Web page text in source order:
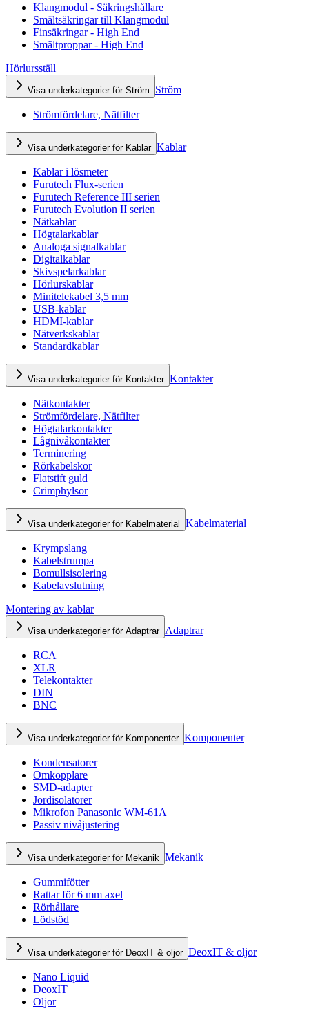
Klangmodul - Säkringshållare
Smältsäkringar till Klangmodul
Finsäkringar - High End
Smältproppar - High End
Hörlursställ
Visa underkategorier för Ström Ström
Strömfördelare, Nätfilter
Visa underkategorier för Kablar Kablar
Kablar i lösmeter
Furutech Flux-serien
Furutech Reference III serien
Furutech Evolution II serien
Nätkablar
Högtalarkablar
Analoga signalkablar
Digitalkablar
Skivspelarkablar
Hörlurskablar
Minitelekabel 3,5 mm
USB-kablar
HDMI-kablar
Nätverkskablar
Standardkablar
Visa underkategorier för Kontakter Kontakter
Nätkontakter
Strömfördelare, Nätfilter
Högtalarkontakter
Lågnivåkontakter
Terminering
Rörkabelskor
Flatstift guld
Crimphylsor
Visa underkategorier för Kabelmaterial Kabelmaterial
Krympslang
Kabelstrumpa
Bomullsisolering
Kabelavslutning
Montering av kablar
Visa underkategorier för Adaptrar Adaptrar
RCA
XLR
Telekontakter
DIN
BNC
Visa underkategorier för Komponenter Komponenter
Kondensatorer
Omkopplare
SMD-adapter
Jordisolatorer
Mikrofon Panasonic WM-61A
Passiv nivåjustering
Visa underkategorier för Mekanik Mekanik
Gummifötter
Rattar för 6 mm axel
Rörhållare
Lödstöd
Visa underkategorier för DeoxIT & oljor DeoxIT & oljor
Nano Liquid
DeoxIT
Oljor